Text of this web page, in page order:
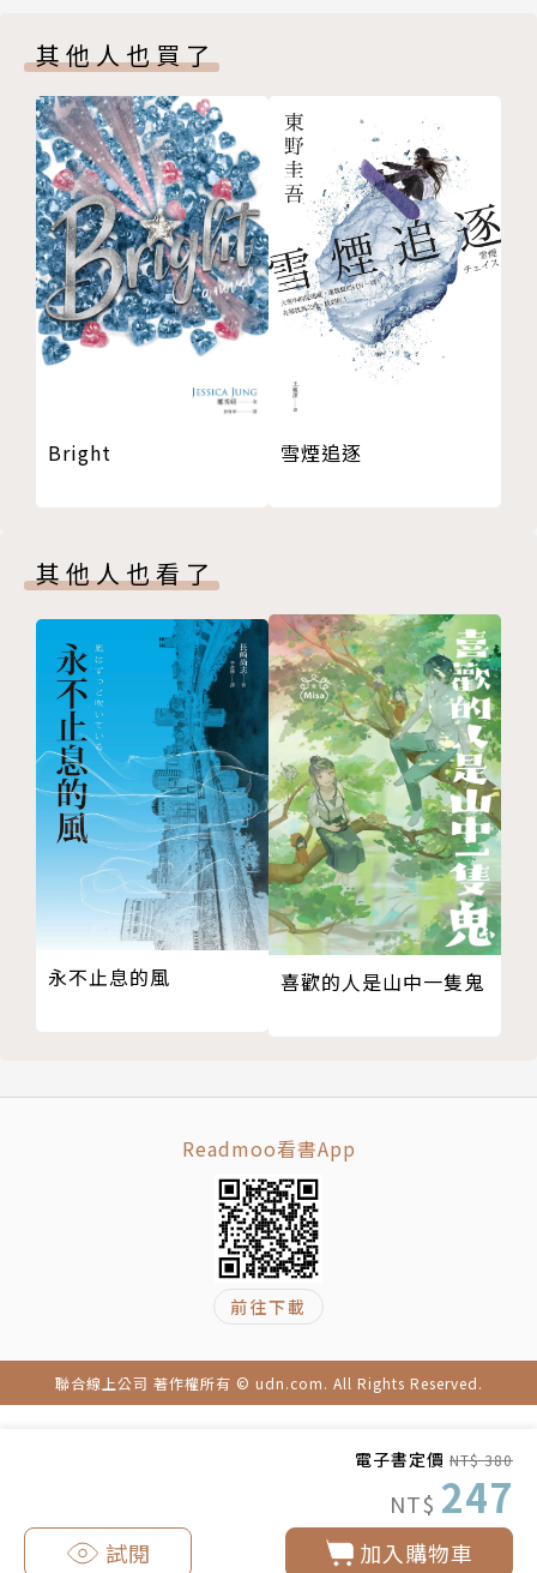
電子書定價 NT$ 380
NT$ 247
加入購物車
試閱
作者：高行健
國際著名的全方位藝術家，集小說家、戲劇家、詩人、
戲劇和電影導演、畫家和思想家於一身。一九四○年生
於中國江西贛州，一九八八年起定居巴黎，一九九七年
取得法國籍。二○○○年獲諾貝爾文學獎。其小說和戲
劇關注人類的生存困境，瑞典學院在諾貝爾獎授獎詞中
以「普世的價值、刻骨銘心的洞察力和語言的豐富機
智」加以表彰。
作在歐洲、亞洲、北美洲、南美洲和澳大利亞頻頻演
有九十次個展，出版了三十多本畫冊。近十年來，他又
拍攝了三部電影詩，融合詩、畫、戲劇、舞蹈和音樂，
把電影做成一種完全的藝術。
他還榮獲法國藝術與文學騎士勛章、法國榮譽軍團騎士
勛章、法國文藝復興金質獎章、義大利費羅尼亞文學
獎、義大利米蘭藝術節特別致敬獎、義大利羅馬獎、美
國終身成就學院金盤獎、美國紐約公共圖書館雄獅獎、
盧森堡歐洲貢獻金獎；香港中文大學、法國馬賽─普羅
旺斯大學、比利時布魯塞爾自由大學、國立臺灣大學、
國立中央大學、國立中山大學、國立交通大學和國立臺
灣師範大學皆授予他榮譽博士。此外，二○○三年法國
馬賽市舉辦了他的大型藝術創作活動「高行健年」。二
○○五年，法國艾克斯─普羅旺斯大學舉辦「高行健作
○一○年，英國倫敦大學亞非學院舉辦「高行健的創作
思想研討會」。二○一一年德國紐倫堡─埃爾朗根大學
舉辦了「高行健：自由、命運與預測」大型國際研討
會。同年，韓國首爾高麗大學舉辦「高行健：韓國與海
外視角的交叉與溝通」，韓國國立劇場則舉辦「高行健
戲劇藝術節」。二○一四年香港科技大學高等研究院舉
辦「高行健作品國際研討會」。二○一七年國立臺灣師
斯─馬賽大學圖書館設立「高行健研究資料室」。
9
10
11
12
13
14
15
16
17
18
24
25
26
30
31
33
35
40
48
49
53
其他人也買了
Bright 雪煙追逐
其他人也看了
永不止息的風 喜歡的人是山中一隻鬼
Readmoo看書App
前往下載
聯合線上公司 著作權所有 © udn.com. All Rights Reserved.